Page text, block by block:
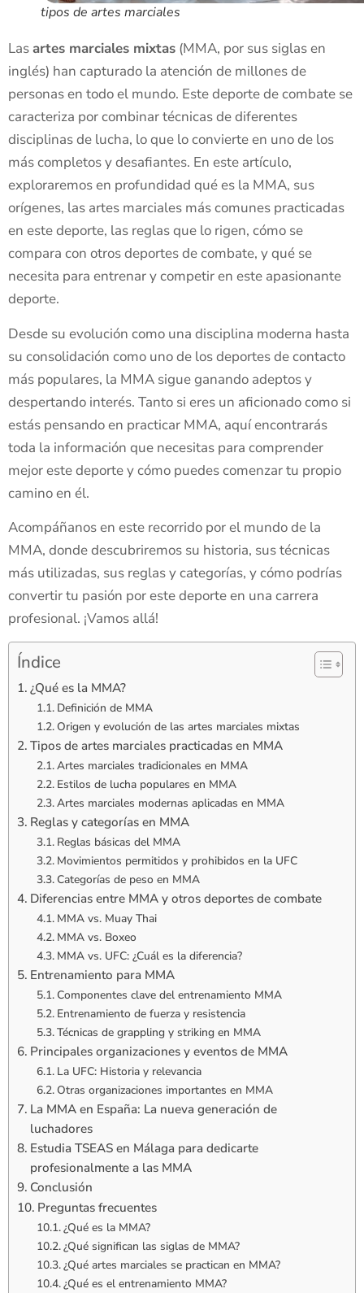
tipos de artes marciales
Lasartes marciales mixtas (MMA, por sus siglas en
inglés) han capturado la atención de millones de
personas en todo el mundo. Este deporte de combate se
caracteriza por combinar técnicas de diferentes
disciplinas de lucha, lo que lo convierte en uno de los
más completos y desafiantes. En este artículo,
exploraremos en profundidad qué es la MMA, sus
orígenes, las artes marciales más comunes practicadas
en este deporte, las reglas que lo rigen, cómo se
compara con otros deportes de combate, y qué se
necesita para entrenar y competir en este apasionante
deporte.
Desde su evolución como una disciplina moderna hasta
su consolidación como uno de los deportes de contacto
más populares, la MMA sigue ganando adeptos y
despertando interés. Tanto si eres un aficionado como si
estás pensando en practicar MMA, aquí encontrarás
toda la información que necesitas para comprender
mejor este deporte y cómo puedes comenzar tu propio
camino en él.
Acompáñanos en este recorrido por el mundo de la
MMA, donde descubriremos su historia, sus técnicas
más utilizadas, sus reglas y categorías, y cómo podrías
convertir tu pasión por este deporte en una carrera
profesional. ¡Vamos allá!
Índice
¿Qué es la MMA?
Definición de MMA
Origen y evolución de las artes marciales mixtas
Tipos de artes marciales practicadas en MMA
Artes marciales tradicionales en MMA
Estilos de lucha populares en MMA
Artes marciales modernas aplicadas en MMA
Reglas y categorías en MMA
Reglas básicas del MMA
Movimientos permitidos y prohibidos en la UFC
Categorías de peso en MMA
Diferencias entre MMA y otros deportes de combate
MMA vs. Muay Thai
MMA vs. Boxeo
MMA vs. UFC: ¿Cuál es la diferencia?
Entrenamiento para MMA
Componentes clave del entrenamiento MMA
Entrenamiento de fuerza y resistencia
Técnicas de grappling y striking en MMA
Principales organizaciones y eventos de MMA
La UFC: Historia y relevancia
Otras organizaciones importantes en MMA
La MMA en España: La nueva generación de
luchadores
Estudia TSEAS en Málaga para dedicarte
profesionalmente a las MMA
Conclusión
Preguntas frecuentes
¿Qué es la MMA?
¿Qué significan las siglas de MMA?
¿Qué artes marciales se practican en MMA?
¿Qué es el entrenamiento MMA?